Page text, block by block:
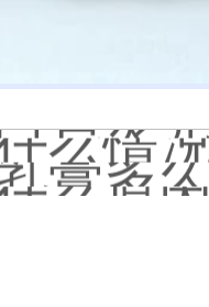
膏会
光代
么情
久能
么原
疹怎
医院看